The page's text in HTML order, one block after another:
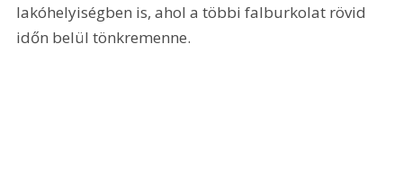
lakóhelyiségben is, ahol a többi falburkolat rövid
időn belül tönkremenne.